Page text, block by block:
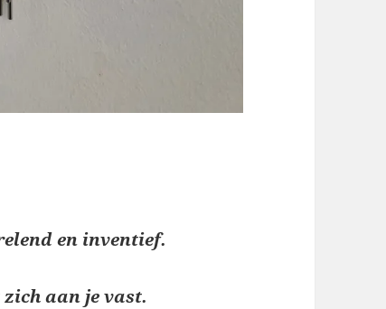
en inventief.
aan je vast.